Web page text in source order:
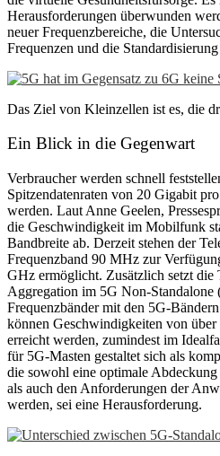
Herausforderungen überwunden
neuer Frequenzbereiche, die
Frequenzen und die
Das Ziel von Kleinzellen ist es, die
Ein Blick in die Gegenwart
Verbraucher werden schnell
Spitzendatenraten von 20 Gigabit
werden. Laut Anne Geelen,
die Geschwindigkeit im Mobilfunk
Bandbreite ab. Derzeit stehen der
Frequenzband 90 MHz zur
GHz ermöglicht. Zusätzlich setzt die
Aggregation im 5G Non-
Frequenzbänder mit den 5G-
können Geschwindigkeiten von
erreicht werden, zumindest im
für 5G-Masten gestaltet sich als
die sowohl eine optimale
als auch den Anforderungen der
werden, sei eine Herausforderung.